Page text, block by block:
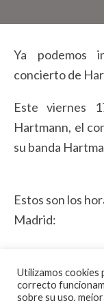
Ya podemos
concierto de
Este viernes
Hartmann, el
su banda
Estos son los
Madrid:
– Aerial
Utilizamos cookies
correcto
sobre su uso,